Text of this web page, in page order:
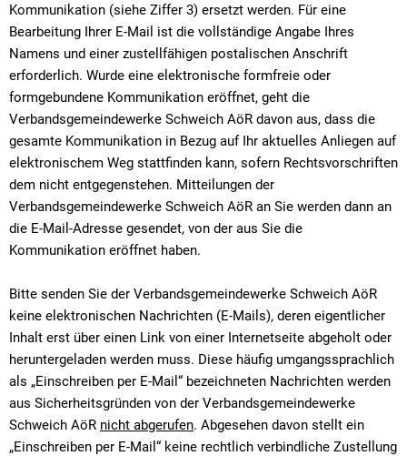
Kommunikation (siehe Ziffer 3) ersetzt werden. Für eine
Bearbeitung Ihrer E-Mail ist die vollständige Angabe Ihres
Namens und einer zustellfähigen postalischen Anschrift
erforderlich. Wurde eine elektronische formfreie oder
formgebundene Kommunikation eröffnet, geht die
Verbandsgemeindewerke Schweich AöR davon aus, dass die
gesamte Kommunikation in Bezug auf Ihr aktuelles Anliegen auf
elektronischem Weg stattfinden kann, sofern Rechtsvorschriften
dem nicht entgegenstehen. Mitteilungen der
Verbandsgemeindewerke Schweich AöR an Sie werden dann an
die E-Mail-Adresse gesendet, von der aus Sie die
Kommunikation eröffnet haben.
Bitte senden Sie der Verbandsgemeindewerke Schweich AöR
keine elektronischen Nachrichten (E-Mails), deren eigentlicher
Inhalt erst über einen Link von einer Internetseite abgeholt oder
heruntergeladen werden muss. Diese häufig umgangssprachlich
als „Einschreiben per E-Mail“ bezeichneten Nachrichten werden
aus Sicherheitsgründen von der Verbandsgemeindewerke
Schweich AöR nicht abgerufen. Abgesehen davon stellt ein
„Einschreiben per E-Mail“ keine rechtlich verbindliche Zustellung